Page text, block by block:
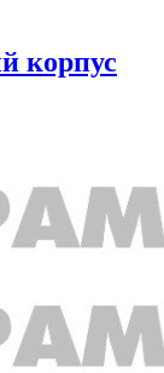
корпус